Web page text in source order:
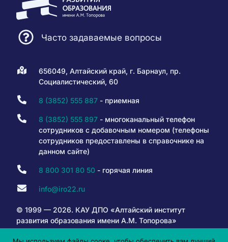
Часто задаваемые вопросы
656049, Алтайский край, г. Барнаул, пр.
Социалистический, 60
8 (3852) 555 887- приемная
8 (3852) 555 897- многоканальный телефон
сотрудников с добавочным номером (телефоны
сотрудников предоставлены в справочнике на
данном сайте)
8 800 301 80 50- горячая линия
info@iro22.ru
© 1999 — 2026. КАУ ДПО «Алтайский институт
развития образования имени А.М. Топорова»